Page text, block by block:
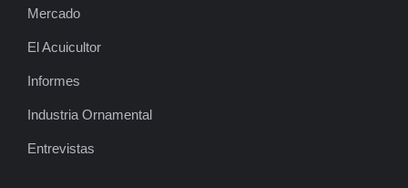
Mercado
El Acuicultor
Informes
Industria Ornamental
Entrevistas